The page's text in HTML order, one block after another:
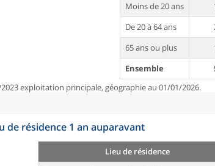
Moins de 20 ans
De 20 à 64 ans
65 ans ou plus
Ensemble
exploitation principale, géographie au 01/01/2026.
de résidence 1 an auparavant
Lieu de résidence